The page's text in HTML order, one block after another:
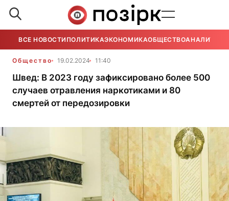
ВСЕ НОВОСТИ ПОЛИТИКАЭКОНОМИКАОБЩЕСТВОАНАЛИТИКА
Общество 19.02.2024 11:40
Швед: В 2023 году зафиксировано более 500
случаев отравления наркотиками и 80
смертей от передозировки